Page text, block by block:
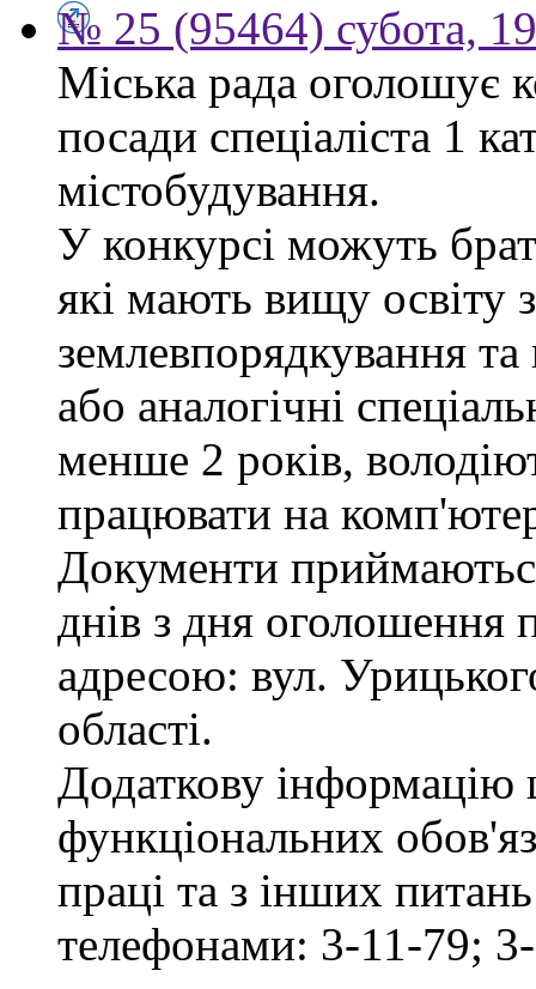
№ 25 (95464) субота,
Міська рада оголошує
посади спеціаліста 1
містобудування.
У конкурсі можуть
які мають вищу освіту
землевпорядкування
або аналогічні
менше 2 років,
працювати на
Документи
днів з дня оголошення
адресою: вул.
області.
Додаткову
функціональних
праці та з інших
телефонами: 3-11-79;